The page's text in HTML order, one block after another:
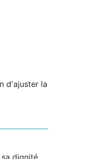
d'ajuster la
dignité